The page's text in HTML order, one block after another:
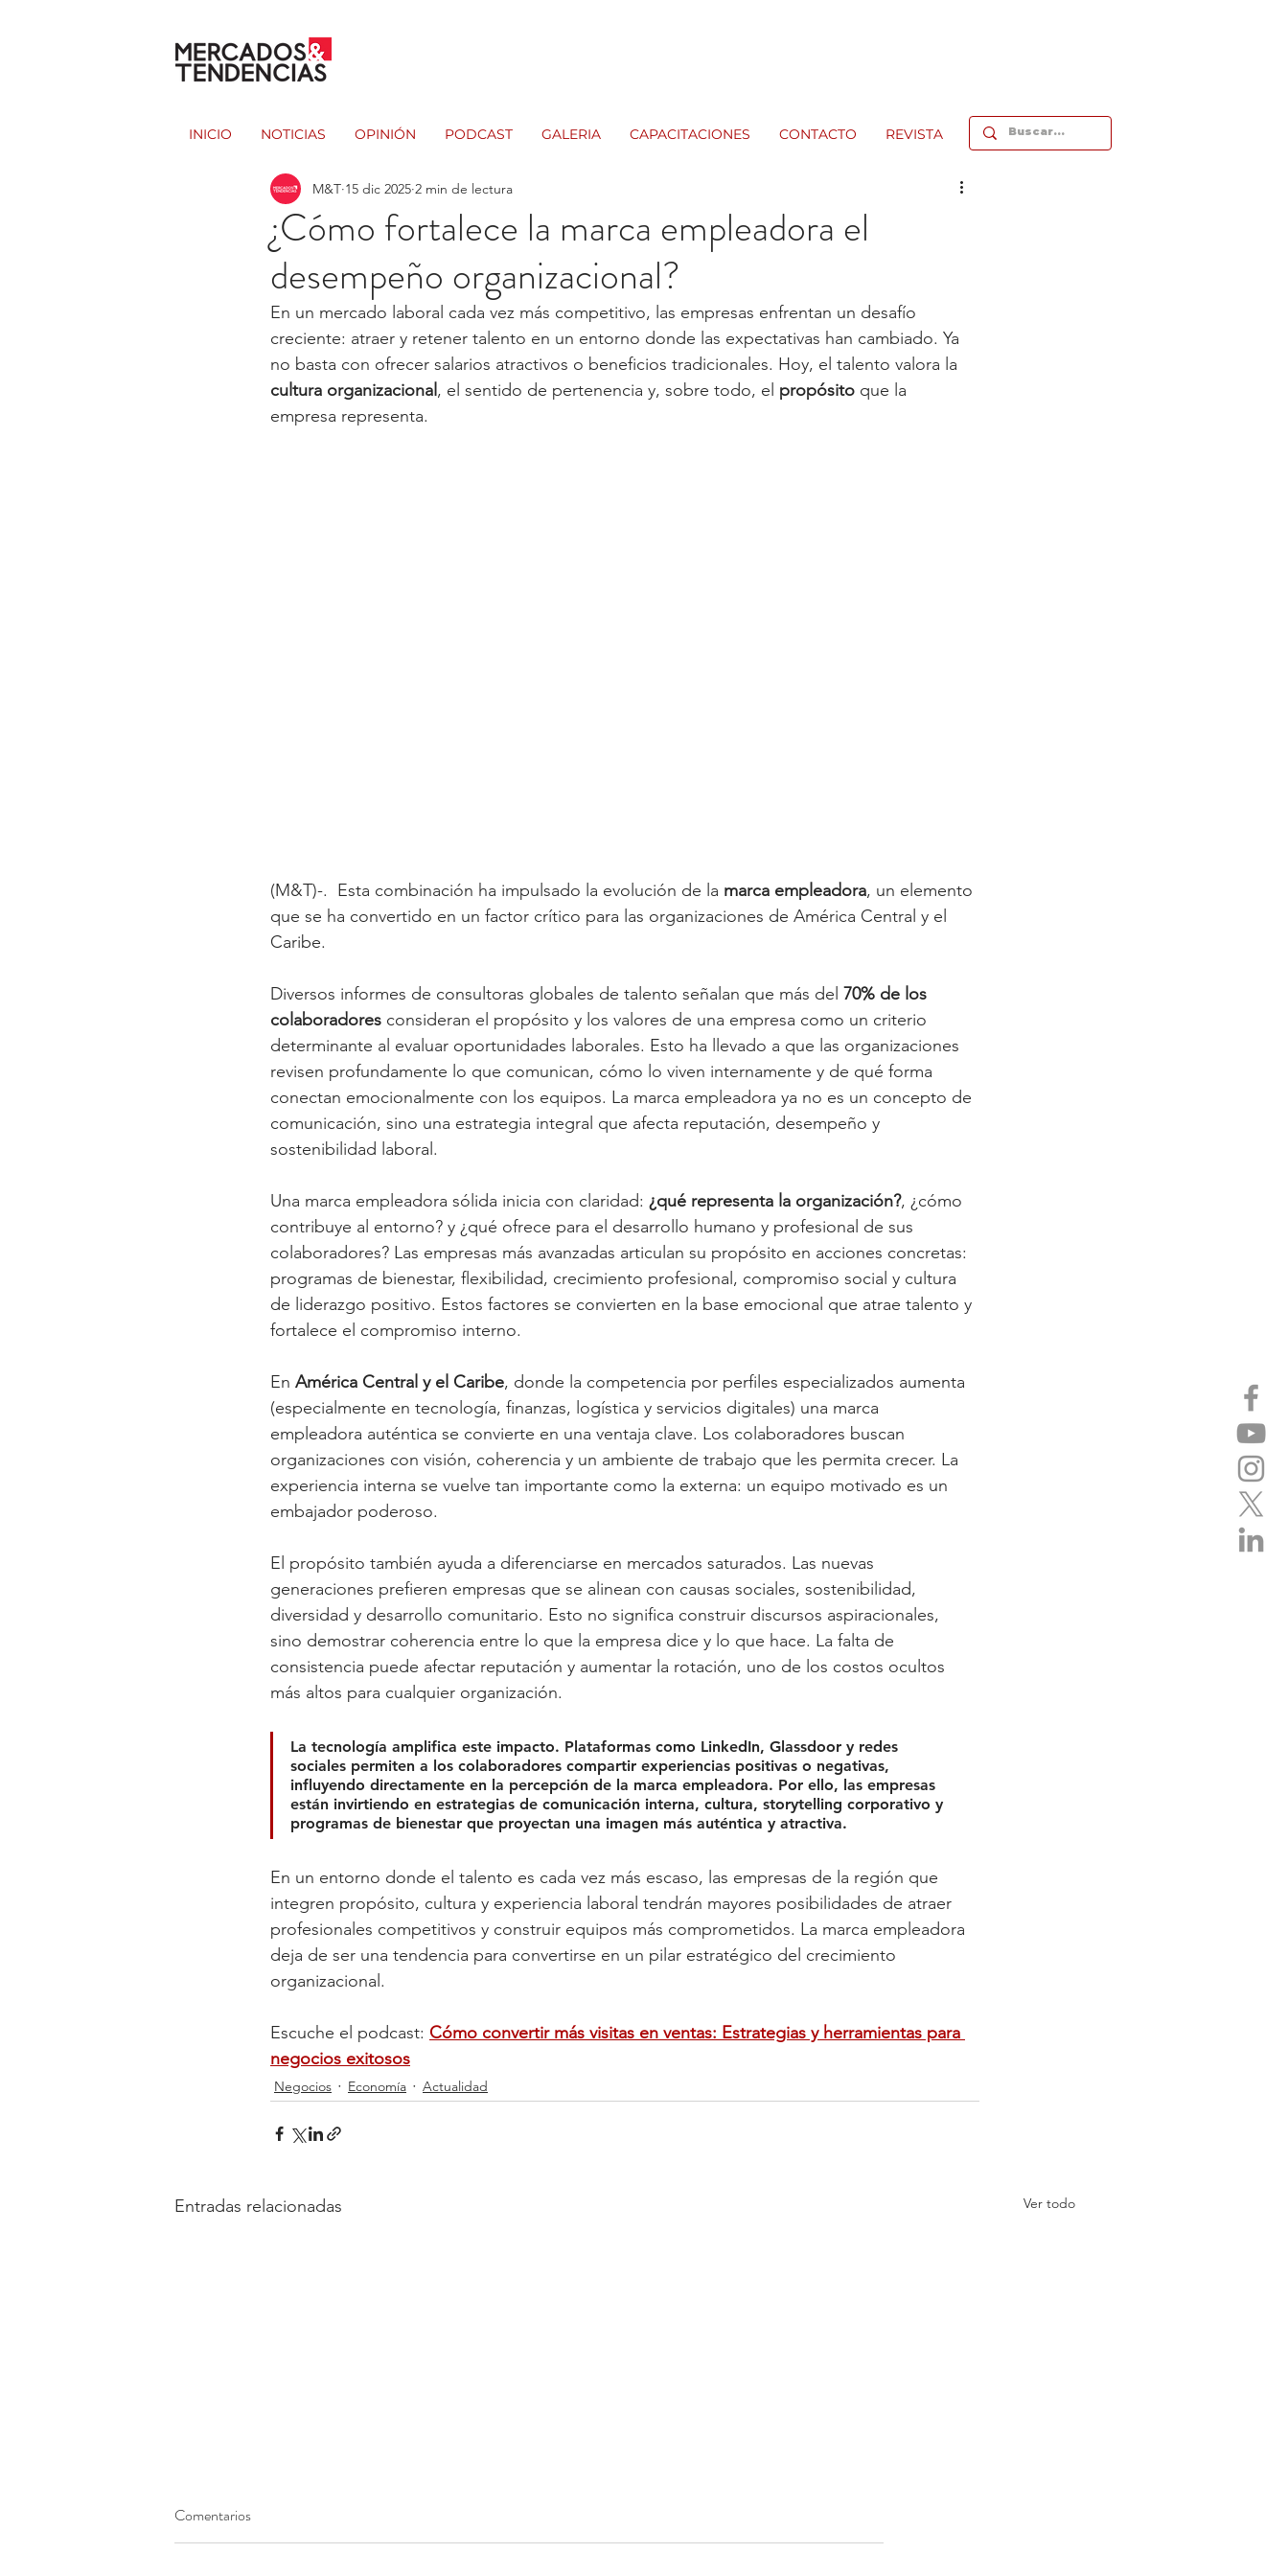
INICIO NOTICIAS OPINIÓN PODCAST GALERIA CAPACITACIONES CONTACTO REVISTA
¿Cómo fortalece la marca empleadora el
desempeño organizacional?
M&T 15 dic 2025 2 min de lectura
En un mercado laboral cada vez más competitivo, las empresas enfrentan un desafío
creciente: atraer y retener talento en un entorno donde las expectativas han cambiado. Ya
no basta con ofrecer salarios atractivos o beneficios tradicionales. Hoy, el talento valora la
cultura organizacional , el sentido de pertenencia y, sobre todo, el propósito que la
empresa representa.
(M&T)-.  Esta combinación ha impulsado la evolución de la marca empleadora, un elemento
que se ha convertido en un factor crítico para las organizaciones de América Central y el
Caribe.
Diversos informes de consultoras globales de talento señalan que más del 70% de los
colaboradores consideran el propósito y los valores de una empresa como un criterio
determinante al evaluar oportunidades laborales. Esto ha llevado a que las organizaciones
revisen profundamente lo que comunican, cómo lo viven internamente y de qué forma
conectan emocionalmente con los equipos. La marca empleadora ya no es un concepto de
comunicación, sino una estrategia integral que afecta reputación, desempeño y
sostenibilidad laboral.
Una marca empleadora sólida inicia con claridad: ¿qué representa la organización?, ¿cómo
contribuye al entorno? y ¿qué ofrece para el desarrollo humano y profesional de sus
colaboradores? Las empresas más avanzadas articulan su propósito en acciones concretas:
programas de bienestar, flexibilidad, crecimiento profesional, compromiso social y cultura
de liderazgo positivo. Estos factores se convierten en la base emocional que atrae talento y
fortalece el compromiso interno.
En América Central y el Caribe, donde la competencia por perfiles especializados aumenta
(especialmente en tecnología, finanzas, logística y servicios digitales) una marca
empleadora auténtica se convierte en una ventaja clave. Los colaboradores buscan
organizaciones con visión, coherencia y un ambiente de trabajo que les permita crecer. La
experiencia interna se vuelve tan importante como la externa: un equipo motivado es un
embajador poderoso.
El propósito también ayuda a diferenciarse en mercados saturados. Las nuevas
generaciones prefieren empresas que se alinean con causas sociales, sostenibilidad,
diversidad y desarrollo comunitario. Esto no significa construir discursos aspiracionales,
sino demostrar coherencia entre lo que la empresa dice y lo que hace. La falta de
consistencia puede afectar reputación y aumentar la rotación, uno de los costos ocultos
más altos para cualquier organización.
La tecnología amplifica este impacto. Plataformas como LinkedIn, Glassdoor y redes
sociales permiten a los colaboradores compartir experiencias positivas o negativas,
influyendo directamente en la percepción de la marca empleadora. Por ello, las empresas
están invirtiendo en estrategias de comunicación interna, cultura, storytelling corporativo y
programas de bienestar que proyectan una imagen más auténtica y atractiva.
En un entorno donde el talento es cada vez más escaso, las empresas de la región que
integren propósito, cultura y experiencia laboral tendrán mayores posibilidades de atraer
profesionales competitivos y construir equipos más comprometidos. La marca empleadora
deja de ser una tendencia para convertirse en un pilar estratégico del crecimiento
organizacional.
Escuche el podcast: Cómo convertir más visitas en ventas: Estrategias y herramientas para
negocios exitosos
Negocios Economía Actualidad
Entradas relacionadas Ver todo
Comentarios